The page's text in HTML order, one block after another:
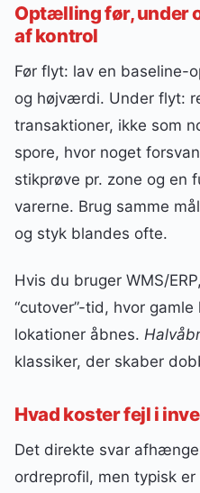
Optælling før, under
af kontrol
Før flyt: lav en baseline-
og højværdi. Under flyt:
transaktioner, ikke som
spore, hvor noget
stikprøve pr. zone og en
varerne. Brug samme
og styk blandes ofte.
Hvis du bruger WMS/
“cutover”-tid, hvor
lokationer åbnes.
klassiker, der skaber
Hvad koster fejl i
Det direkte svar
ordreprofil, men typisk